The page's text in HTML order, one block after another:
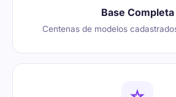
Base Completa
Centenas de modelos